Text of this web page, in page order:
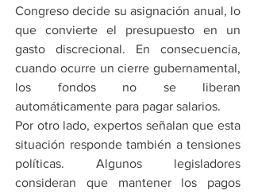
Congreso decide su asignación anual, lo
que convierte el presupuesto en un
gasto discrecional. En consecuencia,
cuando ocurre un cierre gubernamental,
los fondos no se liberan
automáticamente para pagar salarios.
Por otro lado, expertos señalan que esta
situación responde también a tensiones
políticas. Algunos legisladores
consideran que mantener los pagos